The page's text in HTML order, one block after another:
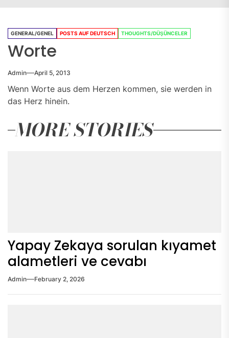
GENERAL/GENEL POSTS AUF DEUTSCH THOUGHTS/DÜŞÜNCELER
Worte
Admin April 5, 2013
Wenn Worte aus dem Herzen kommen, sie werden in
das Herz hinein.
MORE STORIES
Yapay Zekaya sorulan kıyamet
alametleri ve cevabı
Admin February 2, 2026